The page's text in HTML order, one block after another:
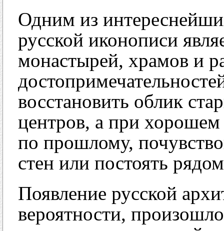
Одним из
русской иконописи
монастырей, храмов и
восстановить облик
центров, а при
по прошлому,
стен или постоять
Появление русской
вероятности,